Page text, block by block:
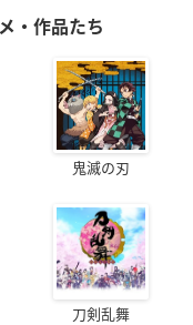
・作品たち
鬼滅の刃
刀剣乱舞